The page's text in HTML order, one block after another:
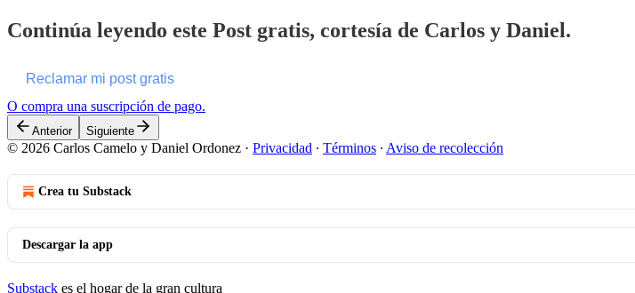
Continúa leyendo este Post gratis, cortesía de Carlos y Daniel.
Reclamar mi post gratis
O compra una suscripción de pago.
Anterior Siguiente
© 2026 Carlos Camelo y Daniel Ordonez · Privacidad ∙ Términos ∙ Aviso de recolección
Crea tu Substack
Descargar la app
Substack es el hogar de la gran cultura